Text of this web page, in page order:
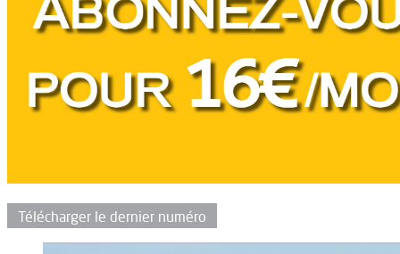
Télécharger le dernier numéro